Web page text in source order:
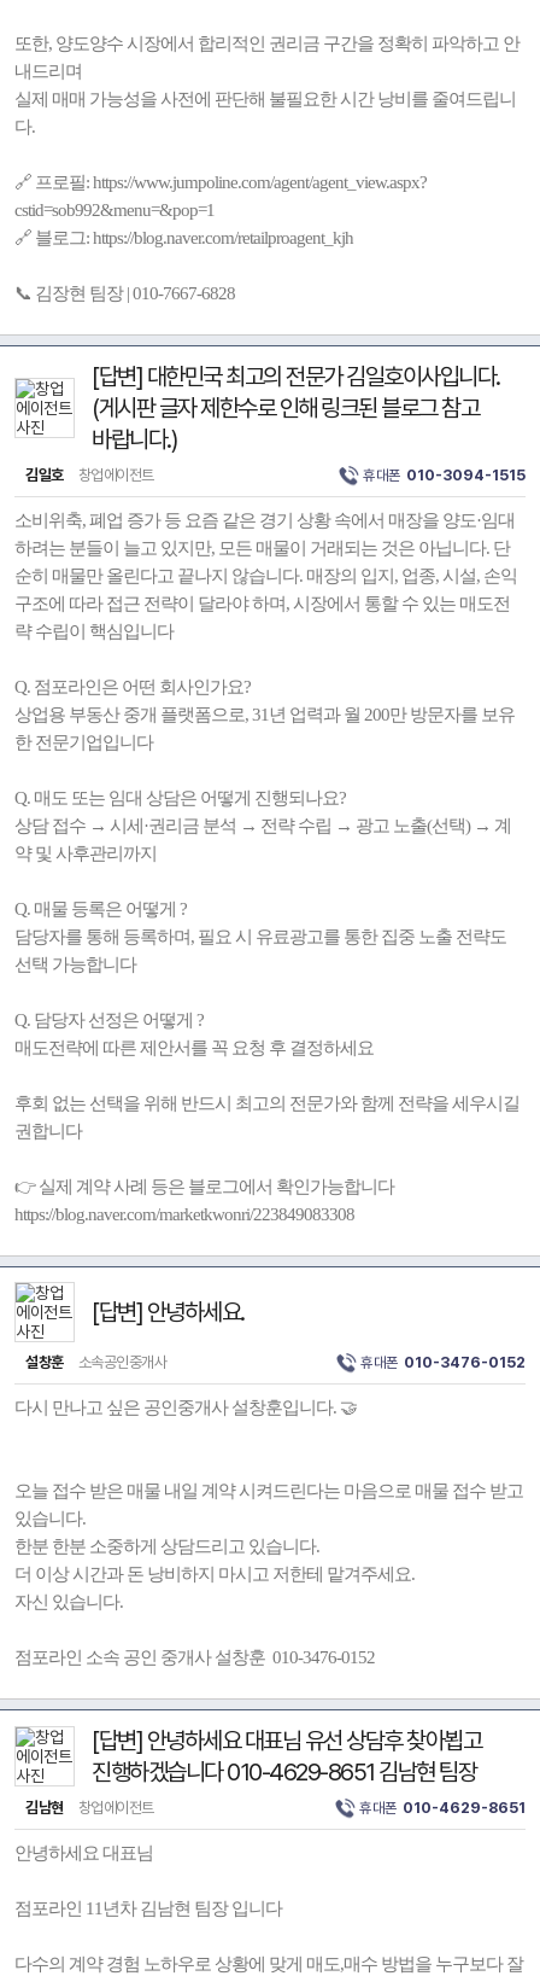
또한, 양도양수 시장에서 합리적인 권리금 구간을 정확히 파악하고 안
내드리며
실제 매매 가능성을 사전에 판단해 불필요한 시간 낭비를 줄여드립니
다.
🔗 프로필: https://www.jumpoline.com/agent/agent_view.aspx?
cstid=sob992&menu=&pop=1
🔗 블로그: https://blog.naver.com/retailproagent_kjh
📞 김장현 팀장 | 010-7667-6828
[답변] 대한민국 최고의 전문가 김일호이사입니다.
(게시판 글자 제한수로 인해 링크된 블로그 참고
바랍니다.)
김일호 창업에이전트 휴대폰 010-3094-1515
소비위축, 폐업 증가 등 요즘 같은 경기 상황 속에서 매장을 양도·임대
하려는 분들이 늘고 있지만, 모든 매물이 거래되는 것은 아닙니다. 단
순히 매물만 올린다고 끝나지 않습니다. 매장의 입지, 업종, 시설, 손익
구조에 따라 접근 전략이 달라야 하며, 시장에서 통할 수 있는 매도전
략 수립이 핵심입니다
Q. 점포라인은 어떤 회사인가요?
상업용 부동산 중개 플랫폼으로, 31년 업력과 월 200만 방문자를 보유
한 전문기업입니다
Q. 매도 또는 임대 상담은 어떻게 진행되나요?
상담 접수 → 시세·권리금 분석 → 전략 수립 → 광고 노출(선택) → 계
약 및 사후관리까지
Q. 매물 등록은 어떻게 ?
담당자를 통해 등록하며, 필요 시 유료광고를 통한 집중 노출 전략도
선택 가능합니다
Q. 담당자 선정은 어떻게 ?
매도전략에 따른 제안서를 꼭 요청 후 결정하세요
후회 없는 선택을 위해 반드시 최고의 전문가와 함께 전략을 세우시길
권합니다
👉 실제 계약 사례 등은 블로그에서 확인가능합니다
https://blog.naver.com/marketkwonri/223849083308
[답변] 안녕하세요.
설창훈 소속공인중개사 휴대폰 010-3476-0152
다시 만나고 싶은 공인중개사 설창훈입니다. 🤝
오늘 접수 받은 매물 내일 계약 시켜드린다는 마음으로 매물 접수 받고
있습니다.
한분 한분 소중하게 상담드리고 있습니다.
더 이상 시간과 돈 낭비하지 마시고 저한테 맡겨주세요.
자신 있습니다.
점포라인 소속 공인 중개사 설창훈 010-3476-0152
[답변] 안녕하세요 대표님 유선 상담후 찾아뵙고
진행하겠습니다 010-4629-8651 김남현 팀장
김남현 창업에이전트 휴대폰 010-4629-8651
안녕하세요 대표님
점포라인 11년차 김남현 팀장 입니다
다수의 계약 경험 노하우로 상황에 맞게 매도,매수 방법을 누구보다 잘